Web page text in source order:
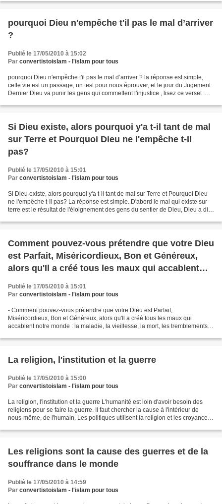
pourquoi Dieu n'empêche t'il pas le mal d’arriver
?
Publié le 17/05/2010 à 15:02
Par convertistoislam - l'islam pour tous
pourquoi Dieu n'empêche t'il pas le mal d’arriver ? la réponse est simple,
cette vie est un passage, un test pour nous éprouver, et le jour du Jugement
Dernier Dieu va punir les gens qui commettent l'injustice , lisez ce verset :
Si Dieu existe, alors pourquoi y'a t-il tant de mal
sur Terre et Pourquoi Dieu ne l'empêche t-Il
pas?
Publié le 17/05/2010 à 15:01
Par convertistoislam - l'islam pour tous
Si Dieu existe, alors pourquoi y'a t-il tant de mal sur Terre et Pourquoi Dieu
ne l'empêche t-Il pas? La réponse est simple. D'abord le mal qui existe sur
terre est le résultat de l'éloignement des gens du sentier de Dieu, Dieu a dit
Comment pouvez-vous prétendre que votre Dieu
est Parfait, Miséricordieux, Bon et Généreux,
alors qu'Il a créé tous les maux qui accablent
notre monde ...
Publié le 17/05/2010 à 15:01
Par convertistoislam - l'islam pour tous
- Comment pouvez-vous prétendre que votre Dieu est Parfait,
Miséricordieux, Bon et Généreux, alors qu'Il a créé tous les maux qui
accablent notre monde : la maladie, la vieillesse, la mort, les tremblements
La religion, l'institution et la guerre
Publié le 17/05/2010 à 15:00
Par convertistoislam - l'islam pour tous
La religion, l'institution et la guerre L'humanité est loin d'avoir besoin des
religions pour se faire la guerre. Il faut chercher la cause à l'intérieur de
nous-même, de l'humain. Les politiques utilisent la religion et les croyances
Les religions sont la cause des guerres et de la
souffrance dans le monde
Publié le 17/05/2010 à 14:59
Par convertistoislam - l'islam pour tous